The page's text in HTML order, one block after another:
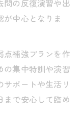
問の反復演習や出
中心となりま
点補強プランを作
の集中特訓や演習
ポートや生活リ
まで安心して臨め